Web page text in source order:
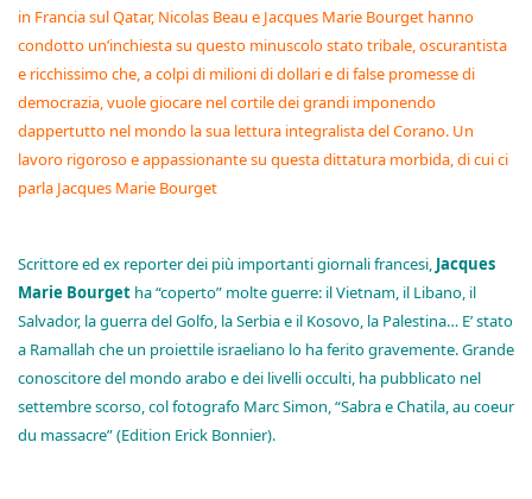
in Francia sul Qatar, Nicolas Beau e Jacques Marie Bourget hanno
condotto un’inchiesta su questo minuscolo stato tribale, oscurantista
e ricchissimo che, a colpi di milioni di dollari e di false promesse di
democrazia, vuole giocare nel cortile dei grandi imponendo
dappertutto nel mondo la sua lettura integralista del Corano. Un
lavoro rigoroso e appassionante su questa dittatura morbida, di cui ci
parla Jacques Marie Bourget
Scrittore ed ex reporter dei più importanti giornali francesi, Jacques
Marie Bourget ha “coperto” molte guerre: il Vietnam, il Libano, il
Salvador, la guerra del Golfo, la Serbia e il Kosovo, la Palestina… E’ stato
a Ramallah che un proiettile israeliano lo ha ferito gravemente. Grande
conoscitore del mondo arabo e dei livelli occulti, ha pubblicato nel
settembre scorso, col fotografo Marc Simon, “Sabra e Chatila, au coeur
du massacre” (Edition Erick Bonnier).